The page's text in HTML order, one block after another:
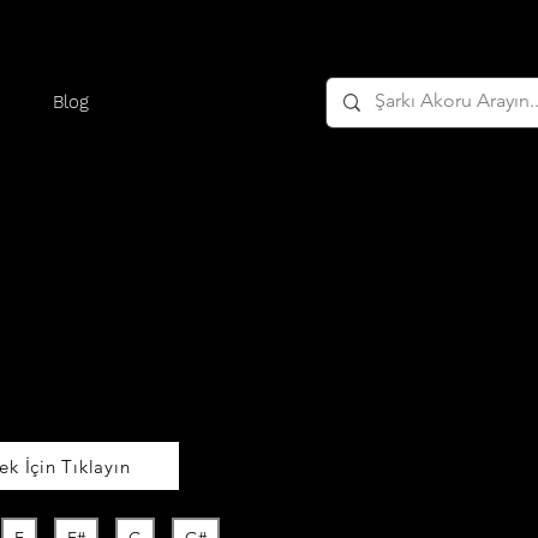
Blog
İçin Tıklayın